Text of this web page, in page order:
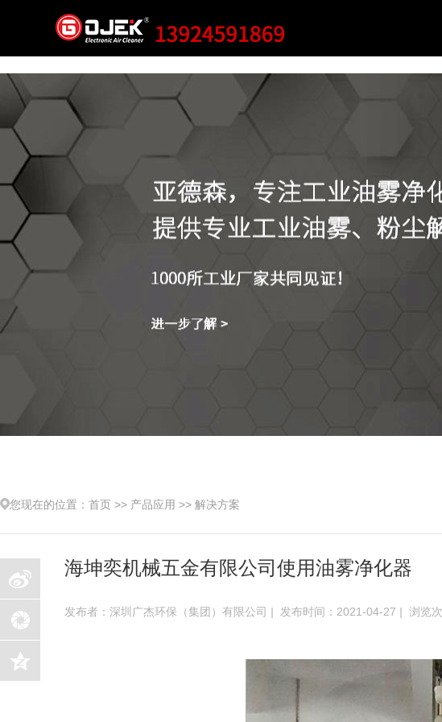
您现在的位置： 首页 >> 产品应用 >> 解决方案
海坤奕机械五金有限公司使用油雾净化器
发布者：深圳广杰环保（集团）有限公司 | 发布时间：2021-04-27 | 浏览